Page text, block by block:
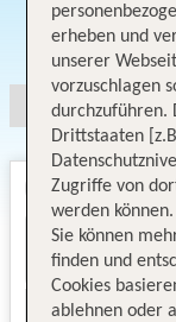
erheben und
unserer
vorzuschlagen
durchzuführen.
Drittstaaten
Zugriffe von
werden können.
Sie können
finden und
Cookies
ablehnen oder